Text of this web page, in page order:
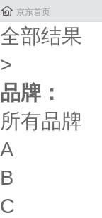
 京东首页
全部结果
>
品牌：
所有品牌
A
B
C